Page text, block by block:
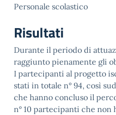
Personale scolastico
Risultati
Durante il periodo di
raggiunto pienamente gli
I partecipanti al progetto
stati in totale n° 94, così
che hanno concluso il
n° 10 partecipanti che non